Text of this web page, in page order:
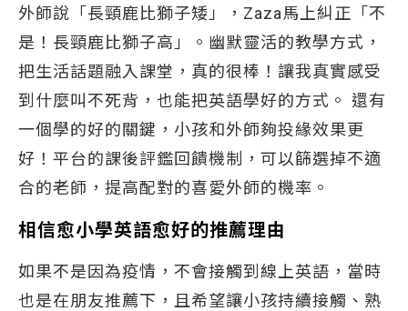
外師說「長頸鹿比獅子矮」，Zaza馬上糾正「不
是！長頸鹿比獅子高」。幽默靈活的教學方式，
把生活話題融入課堂，真的很棒！讓我真實感受
到什麼叫不死背，也能把英語學好的方式。 還有
一個學的好的關鍵，小孩和外師夠投緣效果更
好！平台的課後評鑑回饋機制，可以篩選掉不適
合的老師，提高配對的喜愛外師的機率。
相信愈小學英語愈好的推薦理由
如果不是因為疫情，不會接觸到線上英語，當時
也是在朋友推薦下，且希望讓小孩持續接觸、熟